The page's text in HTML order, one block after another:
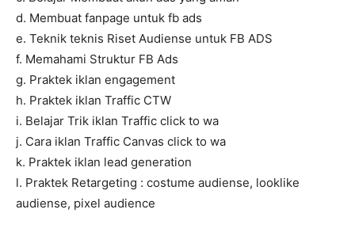
d. Membuat fanpage untuk fb ads
e. Teknik teknis Riset Audiense untuk FB ADS
f. Memahami Struktur FB Ads
g. Praktek iklan engagement
h. Praktek iklan Traffic CTW
i. Belajar Trik iklan Traffic click to wa
j. Cara iklan Traffic Canvas click to wa
k. Praktek iklan lead generation
l. Praktek Retargeting : costume audiense, looklike
audiense, pixel audience